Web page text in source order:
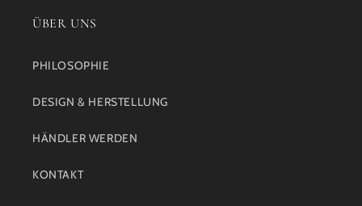
ÜBER UNS
PHILOSOPHIE
DESIGN & HERSTELLUNG
HÄNDLER WERDEN
KONTAKT